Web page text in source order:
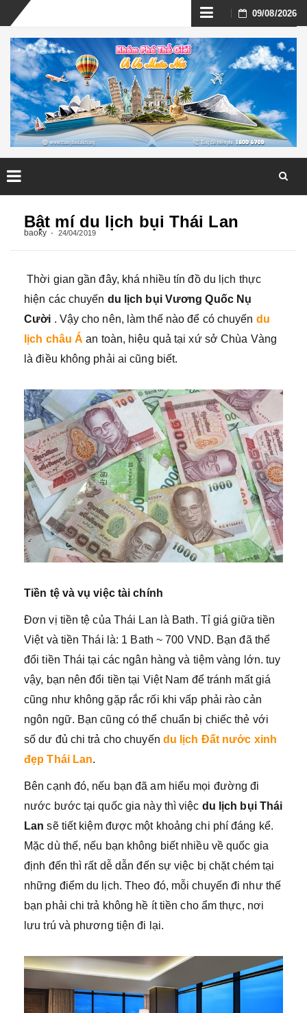
Skip
to
content
09/08/2026
content
Bật mí du lịch bụi Thái Lan
baoky 24/04/2019
Thời gian gần đây, khá nhiều tín đồ du lịch thực
hiện các chuyến du lịch bụi Vương Quốc Nụ
Cười . Vậy cho nên, làm thế nào để có chuyến du
lịch châu Á an toàn, hiệu quả tại xứ sở Chùa Vàng
là điều không phải ai cũng biết.
Tiền tệ và vụ việc tài chính
Đơn vị tiền tệ của Thái Lan là Bath. Tỉ giá giữa tiền
Việt và tiền Thái là: 1 Bath ~ 700 VND. Bạn đã thể
đổi tiền Thái tại các ngân hàng và tiệm vàng lớn. tuy
vậy, bạn nên đổi tiền tại Việt Nam để tránh mất giá
cũng như không gặp rắc rối khi vấp phải rào cản
ngôn ngữ. Bạn cũng có thể chuẩn bị chiếc thẻ với
số dư đủ chi trả cho chuyến du lịch Đất nước xinh
đẹp Thái Lan.
Bên cạnh đó, nếu bạn đã am hiểu mọi đường đi
nước bước tại quốc gia này thì việc du lịch bụi Thái
Lan sẽ tiết kiệm được một khoảng chi phí đáng kể.
Mặc dù thế, nếu bạn không biết nhiều về quốc gia
định đến thì rất dễ dẫn đến sự việc bị chặt chém tại
những điểm du lịch. Theo đó, mỗi chuyến đi như thế
bạn phải chi trả không hề ít tiền cho ẩm thực, nơi
lưu trú và phương tiện đi lại.